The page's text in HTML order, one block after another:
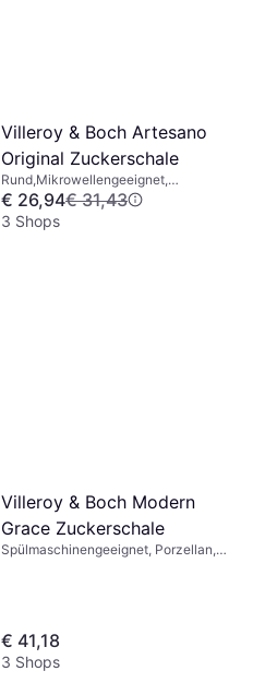
Villeroy & Boch Artesano
Original Zuckerschale
Rund,Mikrowellengeeignet,
Spülmaschinengeeignet, Holz,
Porzellan, Weiß, Braun, Natur
€ 26,94€ 31,43
3 Shops
Villeroy & Boch Modern
Grace Zuckerschale
Spülmaschinengeeignet, Porzellan,
€ 41,18
3 Shops